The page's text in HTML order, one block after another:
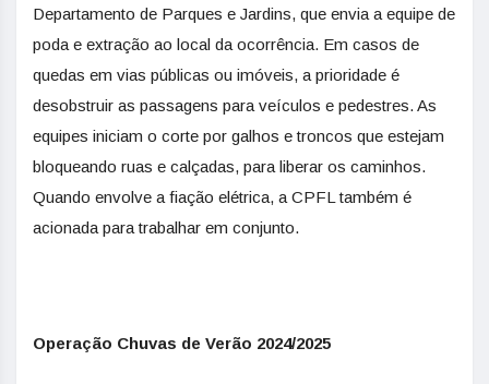
Departamento de Parques e Jardins, que envia a equipe de
poda e extração ao local da ocorrência. Em casos de
quedas em vias públicas ou imóveis, a prioridade é
desobstruir as passagens para veículos e pedestres. As
equipes iniciam o corte por galhos e troncos que estejam
bloqueando ruas e calçadas, para liberar os caminhos.
Quando envolve a fiação elétrica, a CPFL também é
acionada para trabalhar em conjunto.
Operação Chuvas de Verão 2024/2025